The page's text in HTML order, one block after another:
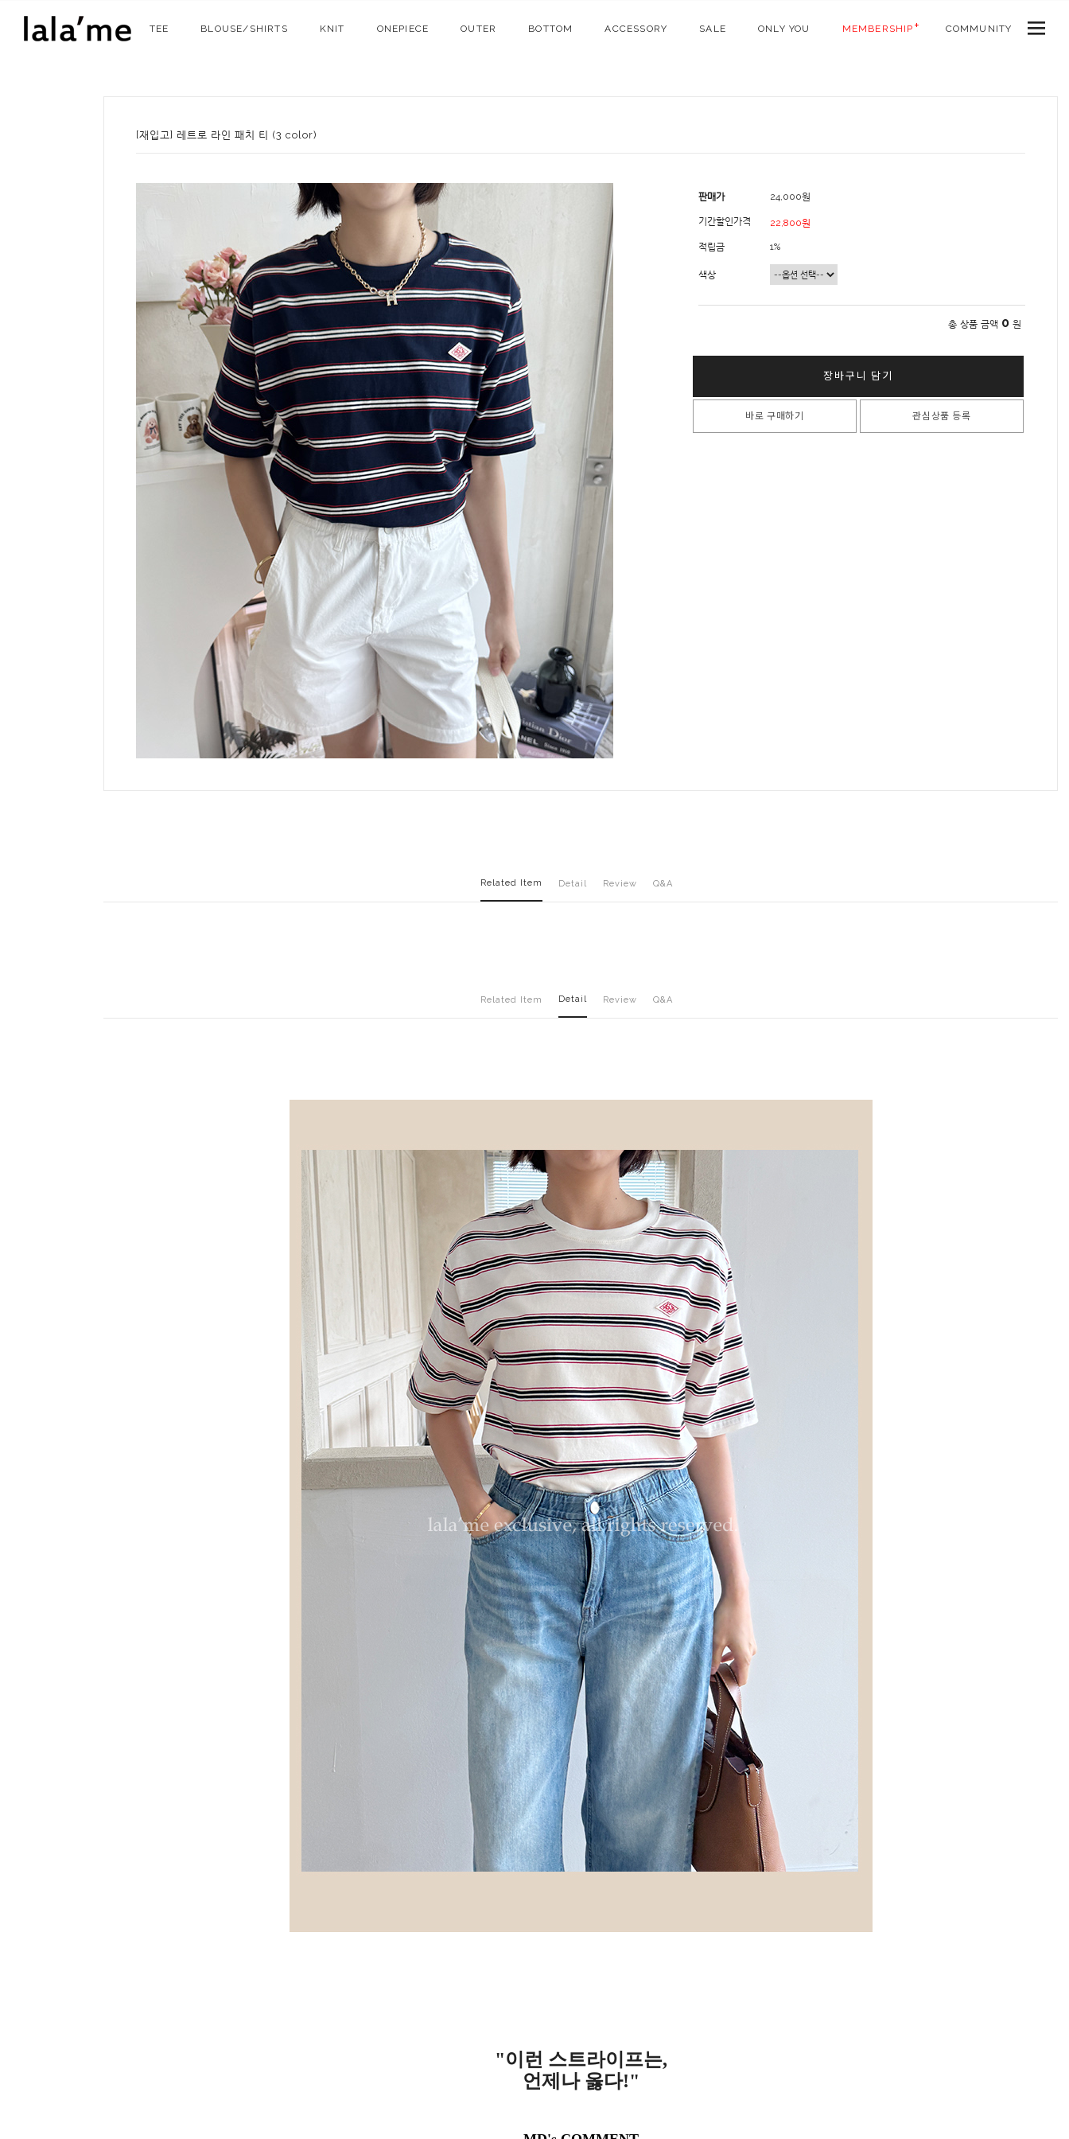
TEE BLOUSE/SHIRTS KNIT ONEPIECE OUTER BOTTOM ACCESSORY SALE ONLY YOU MEMBERSHIP COMMUNITY
[재입고] 레트로 라인 패치 티 (3 color)
판매가 24,000원
기간할인가격 22,800원
적립금 1%
색상
총 상품 금액 0 원
장바구니 담기
바로 구매하기 관심상품 등록
Related Item Detail Review Q&A
Related Item Detail Review Q&A
"이런 스트라이프는,
언제나 옳다!"